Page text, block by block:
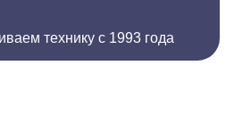
технику с 1993 года